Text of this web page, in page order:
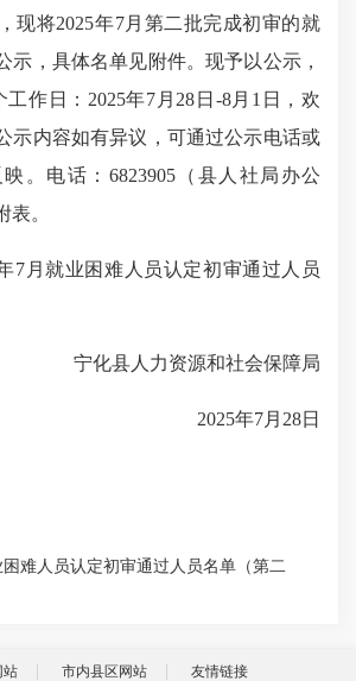
现将2025年7月第二批完成初审的就
示，具体名单见附件。现予以公示，
作日：2025年7月28日-8月1日，欢
示内容如有异议，可通过公示电话或
。电话：6823905（县人社局办公
表。
7月就业困难人员认定初审通过人员
宁化县人力资源和社会保障局
2025年7月28日
困难人员认定初审通过人员名单（第二
站 市内县区网站 友情链接